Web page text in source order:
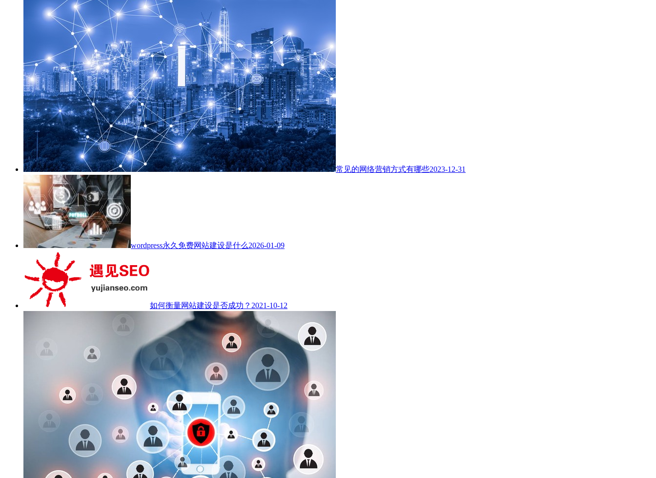
常见的网络营销方式有哪些2023-12-31
wordpress永久免费网站建设是什么2026-01-09
如何衡量网站建设是否成功？ 2021-10-12